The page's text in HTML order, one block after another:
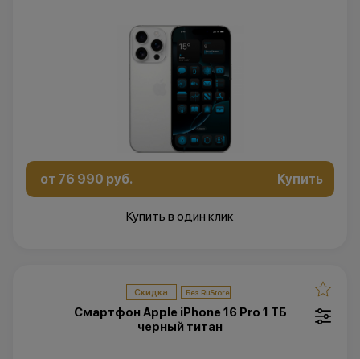
от 76 990 руб. Купить
Купить в один клик
Скидка
Смартфон Apple iPhone 16 Pro 1 ТБ
черный титан